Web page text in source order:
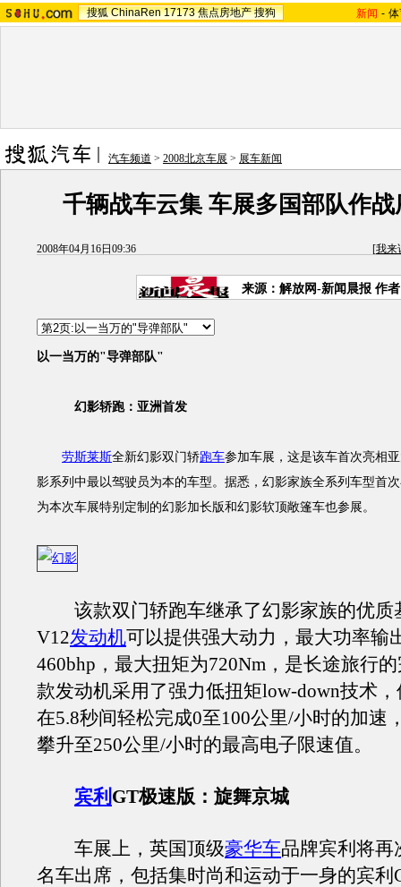
搜狐 ChinaRen 17173 焦点房地产 搜狗 新闻 -
汽车频道 > 2008北京车展 > 展车新闻
千辆战车云集 车展多国部队作
2008年04月16日09:36 [我来
来源：解放网-新闻晨报 作
以一当万的"导弹部队"
幻影轿跑：亚洲首发
劳斯莱斯全新幻影双门轿跑车参加车展，这是该车首次亮相
影系列中最以驾驶员为本的车型。据悉，幻影家族全系列车型首
为本次车展特别定制的幻影加长版和幻影软顶敞篷车也参展。
该款双门轿跑车继承了幻影家族的优质
V12发动机可以提供强大动力，最大功率输
460bhp，最大扭矩为720Nm，是长途旅行
款发动机采用了强力低扭矩low-down技术
在5.8秒间轻松完成0至100公里/小时的加速
攀升至250公里/小时的最高电子限速值。
宾利 GT极速版：旋舞京城
车展上，英国顶级豪华车品牌宾利将再
名车出席，包括集时尚和运动于一身的宾利